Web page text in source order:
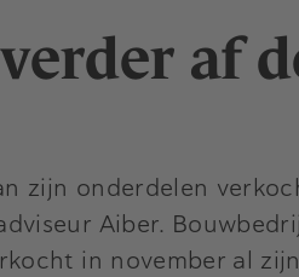
af
zijn onderdelen
Aiber.
in november al zijn